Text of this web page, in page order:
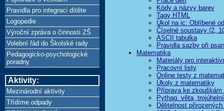
Kódy a názvy barev
Tagy HTML
Úkol na ic: Oblíbené
Číselné soustavy (2,
ASCII tabulka
Pravidla sazby při
Matematika
Materiály pro
Pracovní listy
Online testy z
Úkoly z matematiky
Příprava ke zkouškám
Pythag. věta,
Dělitelnost
Pravidla pro integraci dítěte
Logopedie
Výroční zpráva o činnosti ZŠ
Volební řád do Školské rady
Pedagogicko-psychologické
poradny
Aktivity:
Mezinárodní aktivity
Třídíme odpady